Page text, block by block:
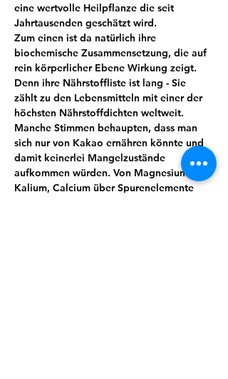
eine wertvolle Heilpflanze die seit
Jahrtausenden geschätzt wird.
Zum einen ist da natürlich ihre
biochemische Zusammensetzung, die auf
rein körperlicher Ebene Wirkung zeigt.
Denn ihre Nährstoffliste ist lang - Sie
zählt zu den Lebensmitteln mit einer der
höchsten Nährstoffdichten weltweit.
Manche Stimmen behaupten, dass man
sich nur von Kakao ernähren könnte und
damit keinerlei Mangelzustände
aufkommen würden. Von Magnesium,
Kalium, Calcium über Spurenelemente